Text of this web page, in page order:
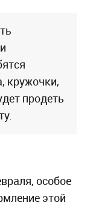
кружочки,
продеть
особое
этой